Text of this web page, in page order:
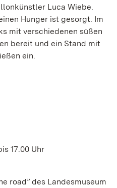
Luca Wiebe.
Hunger ist gesorgt. Im
mit verschiedenen süßen
bereit und ein Stand mit
ein.
17.00 Uhr
road” des Landesmuseum